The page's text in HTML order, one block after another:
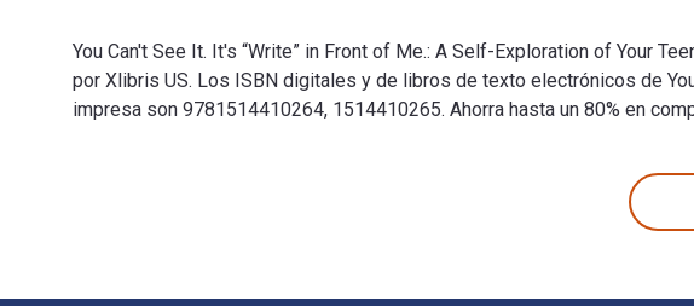
You Can't See It. It's “Write” in Front of Me.: A Self-Exploration of Your
por Xlibris US. Los ISBN digitales y de libros de texto electrónicos de
impresa son 9781514410264, 1514410265. Ahorra hasta un 80% en